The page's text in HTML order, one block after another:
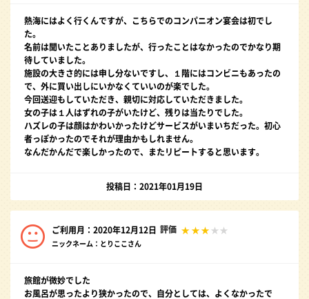
熱海にはよく行くんですが、こちらでのコンパニオン宴会は初でし
た。
名前は聞いたことありましたが、行ったことはなかったのでかなり期
待していました。
施設の大きさ的には申し分ないですし、１階にはコンビニもあったの
で、外に買い出しにいかなくていいのが楽でした。
今回送迎もしていただき、親切に対応していただきました。
女の子は１人はずれの子がいたけど、残りは当たりでした。
ハズレの子は顔はかわいかったけどサービスがいまいちだった。初心
者っぽかったのでそれが理由かもしれません。
なんだかんだで楽しかったので、またリピートすると思います。
投稿日：2021年01月19日
ご利用月：2020年12月12日 評価
ニックネーム：とりここさん
旅館が微妙でした
お風呂が思ったより狭かったので、自分としては、よくなかったで